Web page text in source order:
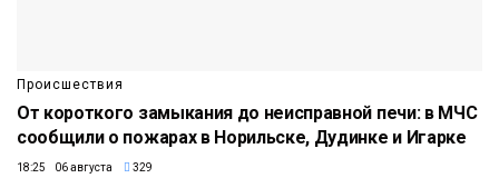
Происшествия
От короткого замыкания до неисправной печи: в МЧС
сообщили о пожарах в Норильске, Дудинке и Игарке
18:25 06 августа 329